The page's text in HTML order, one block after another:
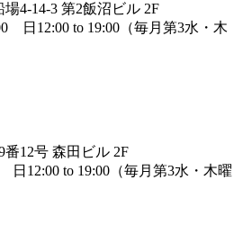
4-14-3 第2飯沼ビル 2F
日12:00 to 19:00（毎月第3水・木
12号 森田ビル 2F
日12:00 to 19:00（毎月第3水・木曜